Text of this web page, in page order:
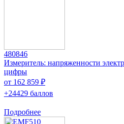
480846
Измеритель: напряженности
цифры
от 162 859 ₽
+24429 баллов
Подробнее